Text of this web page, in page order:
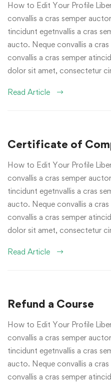
How to Edit Your Profile
convallis a cras semper
tincidunt egetnvallis a cras
aucto. Neque convallis a
convallis a cras semper
dolor sit amet, consectetur
Read Article
Certificate of
How to Edit Your Profile
convallis a cras semper
tincidunt egetnvallis a cras
aucto. Neque convallis a
convallis a cras semper
dolor sit amet, consectetur
Read Article
Refund a Course
How to Edit Your Profile
convallis a cras semper
tincidunt egetnvallis a cras
aucto. Neque convallis a
convallis a cras semper